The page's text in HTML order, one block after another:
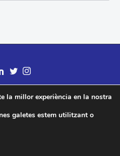
por
la millor experiència en la nostra
galetes estem utilitzant o